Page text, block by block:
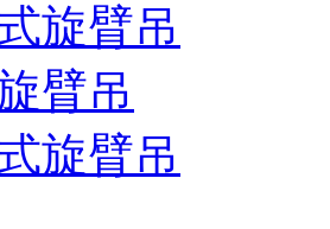
旋臂吊
臂吊
旋臂吊